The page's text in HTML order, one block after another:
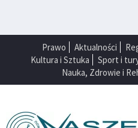
Prawo Aktualności
Kultura i Sztuka
Sport i
Nauka, Zdrowie i